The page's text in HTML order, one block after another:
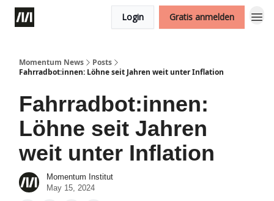
Login Gratis anmelden
Momentum News
Posts
Fahrradbot:innen: Löhne seit Jahren weit unter Inflation
Fahrradbot:innen:
Löhne seit Jahren
weit unter Inflation
Momentum Institut
May 15, 2024